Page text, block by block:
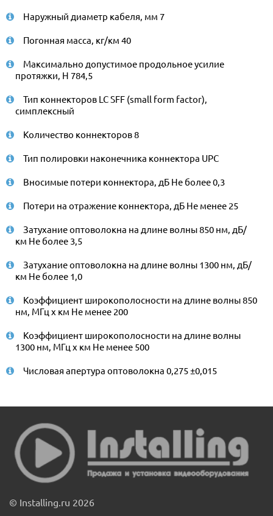
Наружный диаметр кабеля, мм 7
Погонная масса, кг/км 40
Максимально допустимое продольное усилие
протяжки, Н 784,5
Тип коннекторов LC SFF (small form factor),
симплексный
Количество коннекторов 8
Тип полировки наконечника коннектора UPC
Вносимые потери коннектора, дБ Не более 0,3
Потери на отражение коннектора, дБ Не менее 25
Затухание оптоволокна на длине волны 850 нм, дБ/
км Не более 3,5
Затухание оптоволокна на длине волны 1300 нм, дБ/
км Не более 1,0
Коэффициент широкополосности на длине волны 850
нм, МГц x км Не менее 200
Коэффициент широкополосности на длине волны
1300 нм, МГц x км Не менее 500
Числовая апертура оптоволокна 0,275 ±0,015
© Installing.ru 2026